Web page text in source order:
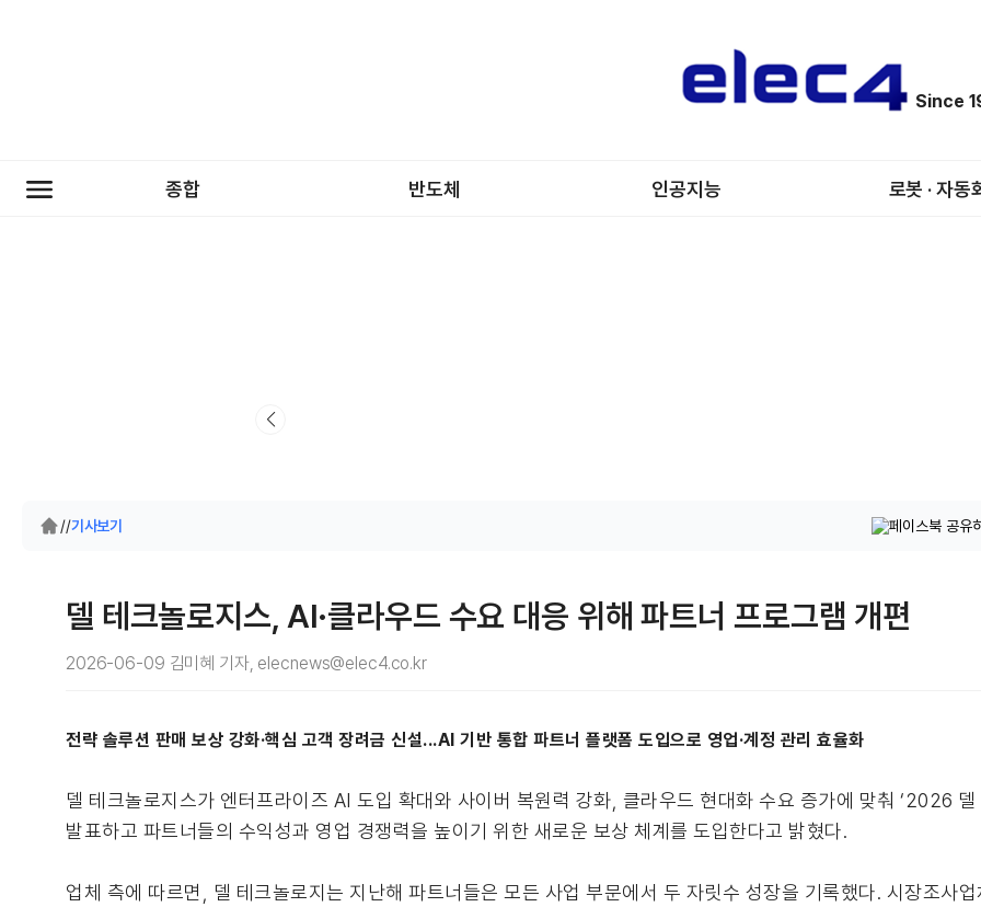
Since
종합 반도체 인공지능 로봇 · 자동
//기사보기
델 테크놀로지스, AI·클라우드 수요 대응 위해 파트너 프로그램 개편
2026-06-09 김미혜 기자, elecnews@elec4.co.kr
전략 솔루션 판매 보상 강화·핵심 고객 장려금 신설...AI 기반 통합 파트너 플랫폼 도입으로 영업·계정 관리 효율화
델 테크놀로지스가 엔터프라이즈 AI 도입 확대와 사이버 복원력 강화, 클라우드 현대화 수요 증가에 맞춰 ‘2026
발표하고 파트너들의 수익성과 영업 경쟁력을 높이기 위한 새로운 보상 체계를 도입한다고 밝혔다.
업체 측에 따르면, 델 테크놀로지는 지난해 파트너들은 모든 사업 부문에서 두 자릿수 성장을 기록했다. 시장조사